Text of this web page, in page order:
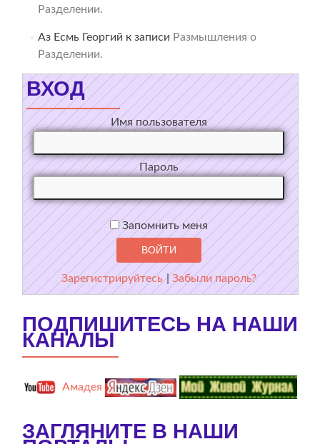
Разделении.
Аз Есмь Георгий к записи Размышления о
Разделении.
ВХОД
Имя пользователя
Пароль
Запомнить меня
Зарегистрируйтесь |Забыли пароль?
ПОДПИШИТЕСЬ НА НАШИ
КАНАЛЫ
Амадея
ЗАГЛЯНИТЕ В НАШИ